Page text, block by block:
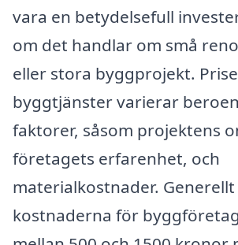
vara en betydelsefull
om det handlar om små
eller stora byggprojekt.
byggtjänster varierar
faktorer, såsom projektens
företagets erfarenhet, och
materialkostnader.
kostnaderna för